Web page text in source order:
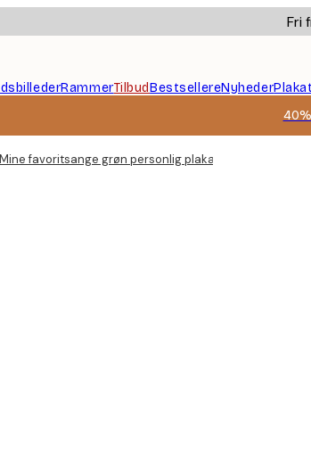
Fri
RammerTilbudBestsellereNyheder
Mine favoritsange grøn personlig plakat